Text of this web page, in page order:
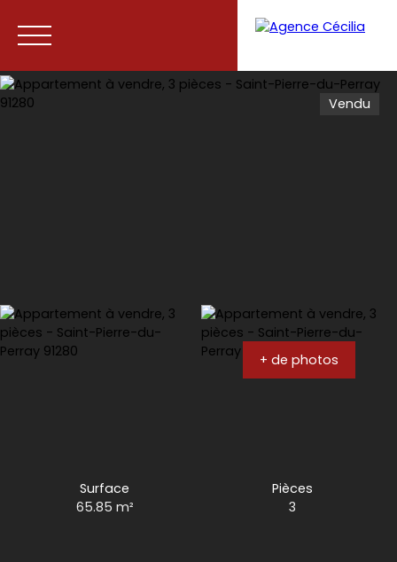
Vendu
+ de photos
Surface
65.85 m²
Pièces
3